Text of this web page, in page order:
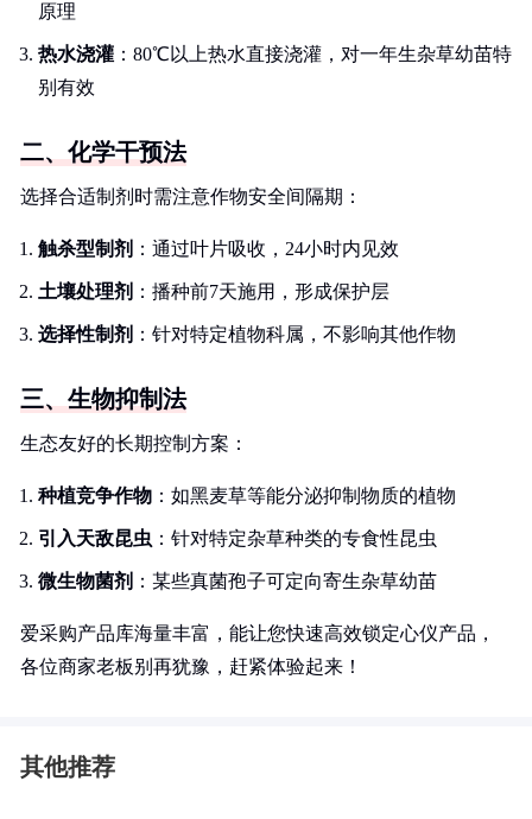
原理
热水浇灌 ：80℃以上热水直接浇灌，对一年生杂草幼苗特
别有效
二、化学干预法
选择合适制剂时需注意作物安全间隔期：
触杀型制剂 ：通过叶片吸收，24小时内见效
土壤处理剂 ：播种前7天施用，形成保护层
选择性制剂 ：针对特定植物科属，不影响其他作物
三、生物抑制法
生态友好的长期控制方案：
种植竞争作物 ：如黑麦草等能分泌抑制物质的植物
引入天敌昆虫 ：针对特定杂草种类的专食性昆虫
微生物菌剂 ：某些真菌孢子可定向寄生杂草幼苗
爱采购产品库海量丰富，能让您快速高效锁定心仪产品，
各位商家老板别再犹豫，赶紧体验起来！
其他推荐